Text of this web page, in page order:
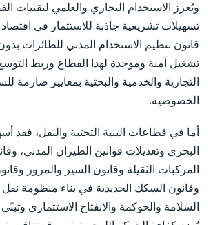
ويُعزز الاستخدام التجاري والعلمي لتقنيات
تسهيلات تشريعية جاذبة للاستثمار في
قانون تنظيم الاستخدام المدني للطائرات
تشغيل آمنة وموحدة لهذا القطاع وربط
التجارية والخدمية والبحثية بمعايير صارمة
الخصوصية.
أما في قطاعات البنية التحتية والنقل، فقد
البحري وتعديلات قوانين الطيران المدني،
المركبات الثقيلة وقانون السير والمرور
وقانون السكك الحديدية في بناء منظومة
السلامة والحوكمة والانفتاح الاستثماري وتبنّي